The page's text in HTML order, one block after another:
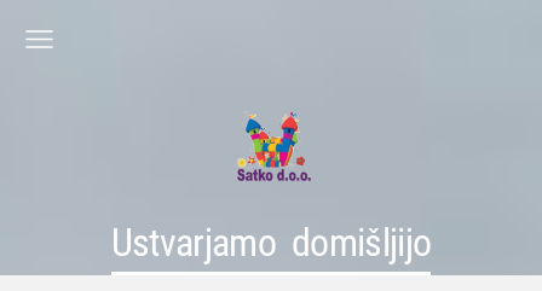
Ustvarjamo domišljijo